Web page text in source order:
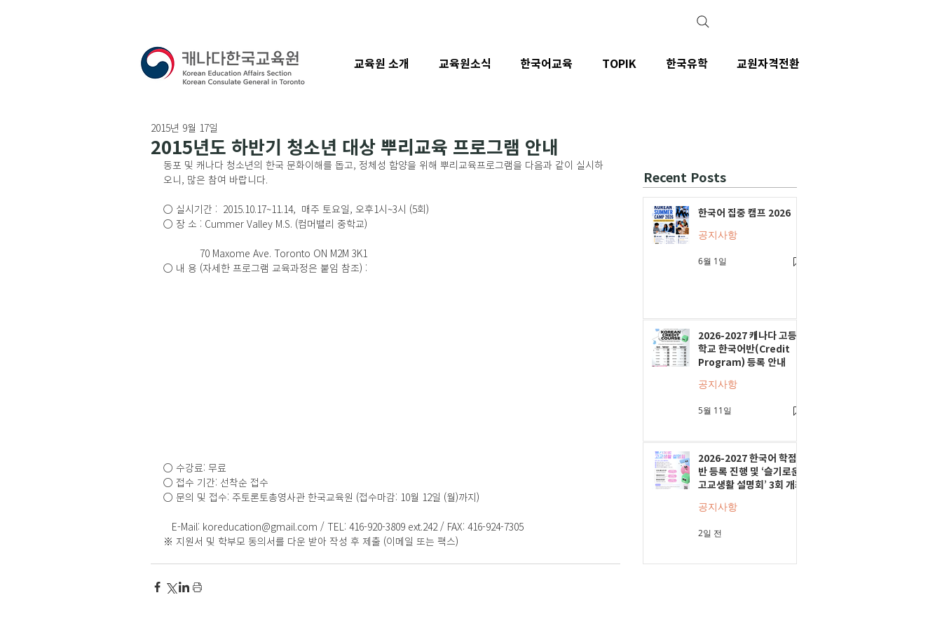
2015년도 하반기 청소년 대상 뿌리교육 프로그램 안내
2015년 9월 17일
동포 및 캐나다 청소년의 한국 문화이해를 돕고, 정체성 함양을 위해 뿌리교육프로그램을 다음과 같이 실시하
오니, 많은 참여 바랍니다.
○ 실시기간 :  2015.10.17~11.14,  매주 토요일, 오후1시~3시 (5회)
○ 장 소 : Cummer Valley M.S. (컴머밸리 중학교)
             70 Maxome Ave. Toronto ON M2M 3K1
○ 내 용 (자세한 프로그램 교육과정은 붙임 참조) :
○ 수강료: 무료
○ 접수 기간: 선착순 접수
○ 문의 및 접수: 주토론토총영사관 한국교육원 (접수마감: 10월 12일 (월)까지)
   E-Mail: koreducation@gmail.com / TEL: 416-920-3809 ext.242 / FAX: 416-924-7305
※ 지원서 및 학부모 동의서를 다운 받아 작성 후 제출 (이메일 또는 팩스)
Recent Posts
한국어 집중 캠프 2026
공지사항
6월 1일
2026-2027 캐나다 고등
학교 한국어반(Credit
Program) 등록 안내
공지사항
5월 11일
2026-2027 한국어 학점
반 등록 진행 및 ‘슬기로운
고교생활 설명회’ 3회 개최
공지사항
2일 전
교육원 소개 교육원소식 한국어교육 TOPIK 한국유학 교원자격전환